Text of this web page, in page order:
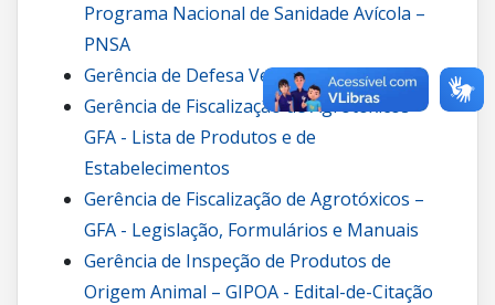
Programa Nacional de Sanidade Avícola –
PNSA
Gerência de Defesa Vegetal – GDV
Gerência de Fiscalização de Agrotóxicos –
GFA - Lista de Produtos e de
Estabelecimentos
Gerência de Fiscalização de Agrotóxicos –
GFA - Legislação, Formulários e Manuais
Gerência de Inspeção de Produtos de
Origem Animal – GIPOA - Edital-de-Citação